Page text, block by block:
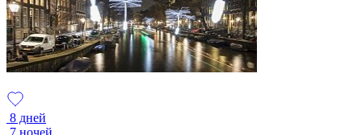
8 дней
7 ночей